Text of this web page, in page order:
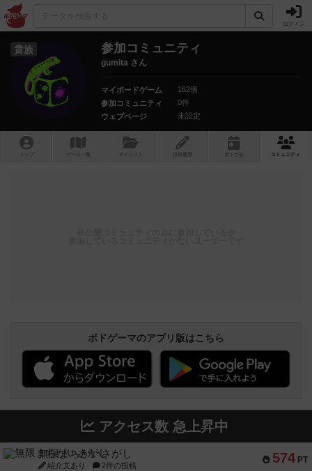
ログイン
貴族 参加コミュニティ
gumita さん
マイボードゲーム
162個
参加コミュニティ
0件
ウェブページ
未設定
トップ ゲーム一覧 マイリスト 投稿履歴 ボ ドゲ コミュニティ
ボドゲーマのアプリ版はこちら
アクセス数 急上昇中
574 PT
無限まちがいさがし
紹介文あり 2件の投稿